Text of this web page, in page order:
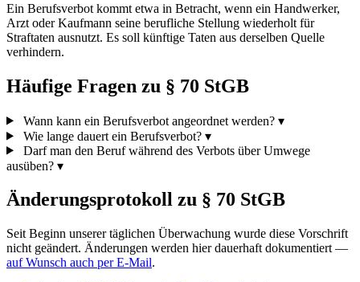
Ein Berufsverbot kommt etwa in Betracht, wenn ein Handwerker,
Arzt oder Kaufmann seine berufliche Stellung wiederholt für
Straftaten ausnutzt. Es soll künftige Taten aus derselben Quelle
verhindern.
Häufige Fragen zu § 70 StGB
Wann kann ein Berufsverbot angeordnet werden? ▾
Wie lange dauert ein Berufsverbot? ▾
Darf man den Beruf während des Verbots über Umwege
ausüben? ▾
Änderungsprotokoll zu § 70 StGB
Seit Beginn unserer täglichen Überwachung wurde diese Vorschrift
nicht geändert. Änderungen werden hier dauerhaft dokumentiert —
auf Wunsch auch per E-Mail.